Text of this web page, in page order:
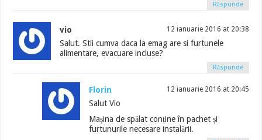
Răspunde
vio 12 ianuarie 2016 at 20:38
Salut. Stii cumva daca la emag are si furtunele
alimentare, evacuare incluse?
Răspunde
Florin 12 ianuarie 2016 at 20:45
Salut Vio
Mașina de spălat conține în pachet și
furtunurile necesare instalării.